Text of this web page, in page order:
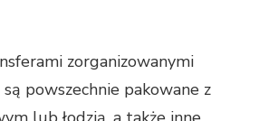
zorganizowanymi
powszechnie pakowane z